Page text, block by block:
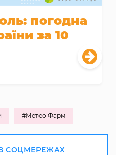
погодна
за 10
#Метео Фарм
СОЦМЕРЕЖАХ